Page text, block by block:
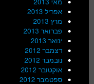
אפריל 2013
מרץ 2013
פברואר 2013
ינואר 2013
דצמבר 2012
נובמבר 2012
אוקטובר 2012
ספטמבר 2012